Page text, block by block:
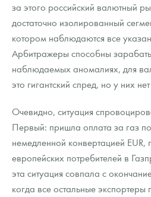
за этого российский валютный
достаточно изолированный
котором наблюдаются все
Арбитражеры способны
наблюдаемых аномалиях, для
это гигантский спред, но у них
Очевидно, ситуация
Первый: пришла оплата за газ
немедленной конвертацией EUR,
европейских потребителей в
эта ситуация совпала с
когда все остальные экспортеры